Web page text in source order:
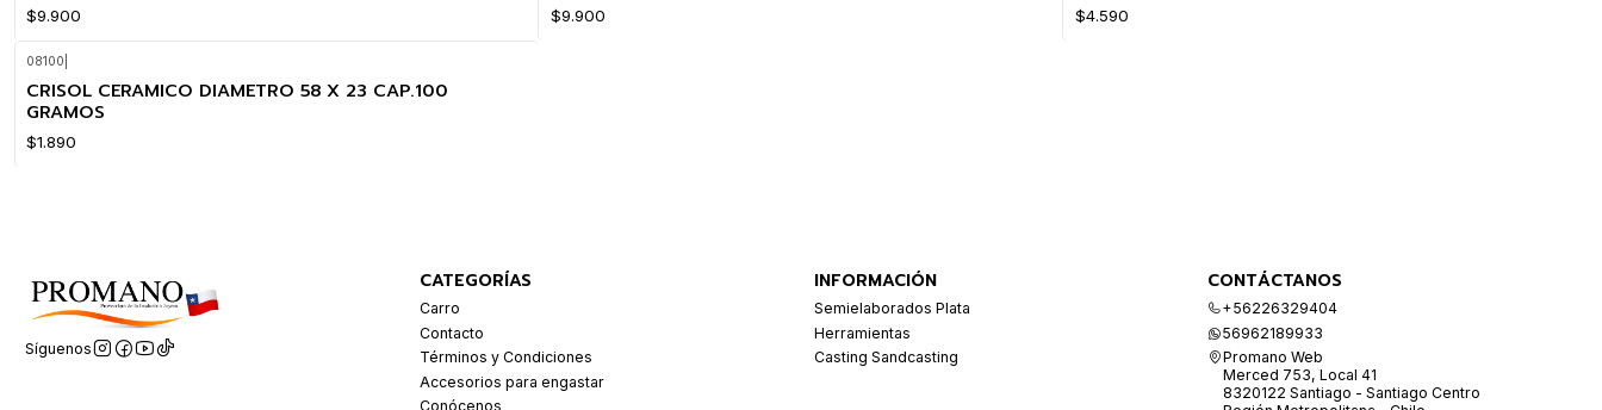
$9.900 $9.900 $4.590
08100
CRISOL CERAMICO DIAMETRO 58 X 23 CAP.100
GRAMOS
$1.890
Síguenos
CATEGORÍAS
Carro
Contacto
Términos y Condiciones
Accesorios para engastar
Conócenos
INFORMACIÓN
Semielaborados Plata
Herramientas
Casting Sandcasting
CONTÁCTANOS
+56226329404
56962189933
Promano Web
Merced 753, Local 41
8320122 Santiago - Santiago Centro